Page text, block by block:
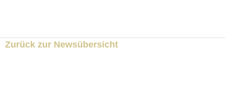
Zurück zur Newsübersicht